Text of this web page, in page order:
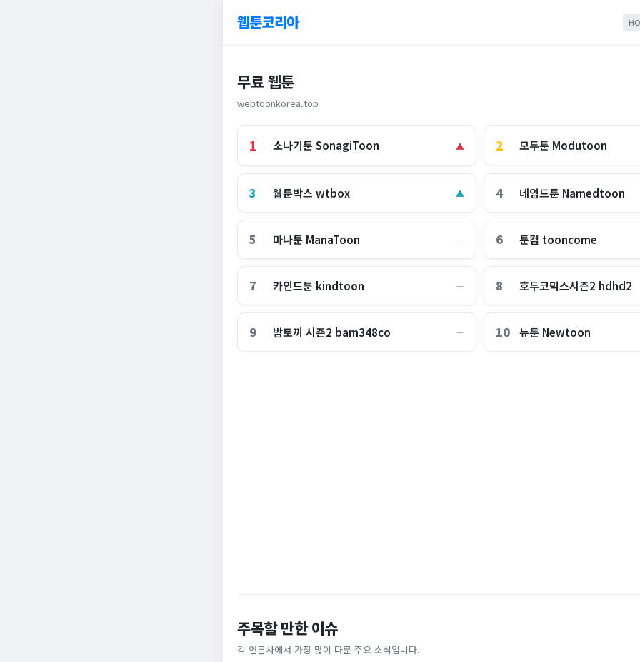
웹툰코리아
무료 웹툰
webtoonkorea.top
1 소나기툰 SonagiToon ▲ 2 모두툰 Modutoon
3 웹툰박스 wtbox ▲ 4 네임드툰 Namedtoon
5 마나툰 ManaToon ― 6 툰컴 tooncome
7 카인드툰 kindtoon ― 8 호두코믹스시즌2 hdhd2
9 밤토끼 시즌2 bam348co ― 10 뉴툰 Newtoon
주목할 만한 이슈
각 언론사에서 가장 많이 다룬 주요 소식입니다.
전국 불타오를 때, 여긴 0.9도…에어컨 필요없는 韓
이색 피서지
중앙일보
“10% 폭락하자 4조 샀는데, 18% 뛰자 8조 팔았
다”…개미들 왜 이러나 [숫자 뒤의 진실]